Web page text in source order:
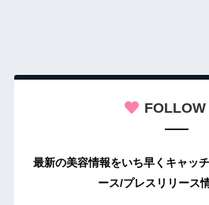
FOLLOW
最新の美容情報をいち早くキャッ
ース/プレスリリース